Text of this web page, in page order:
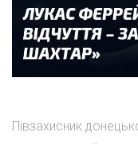
Півзахисник